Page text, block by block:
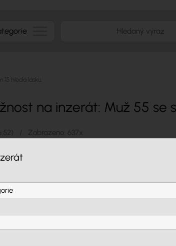
hledá lásku.
na inzerát: Muž 55 se
/ Zobrazeno: 637x
bude, nezáleží co máš za sebou ale co máme